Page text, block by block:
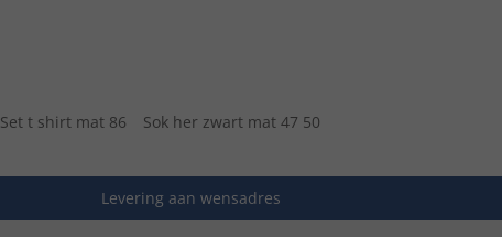
Set t shirt mat 86 Sok her zwart mat 47 50
Levering aan wensadres